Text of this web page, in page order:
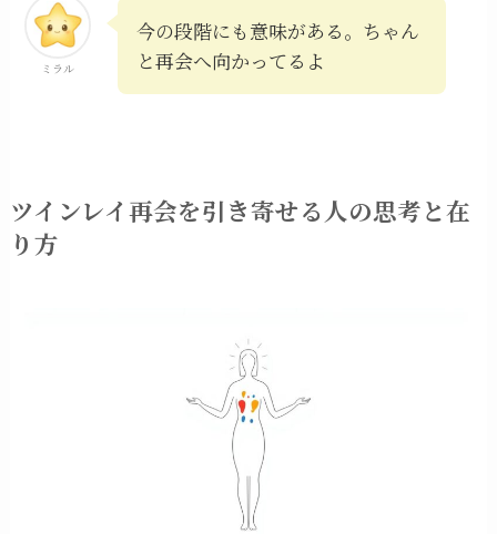
ミラル
今の段階にも意味がある。ちゃん
と再会へ向かってるよ
ツインレイ再会を引き寄せる人の思考と在
り方